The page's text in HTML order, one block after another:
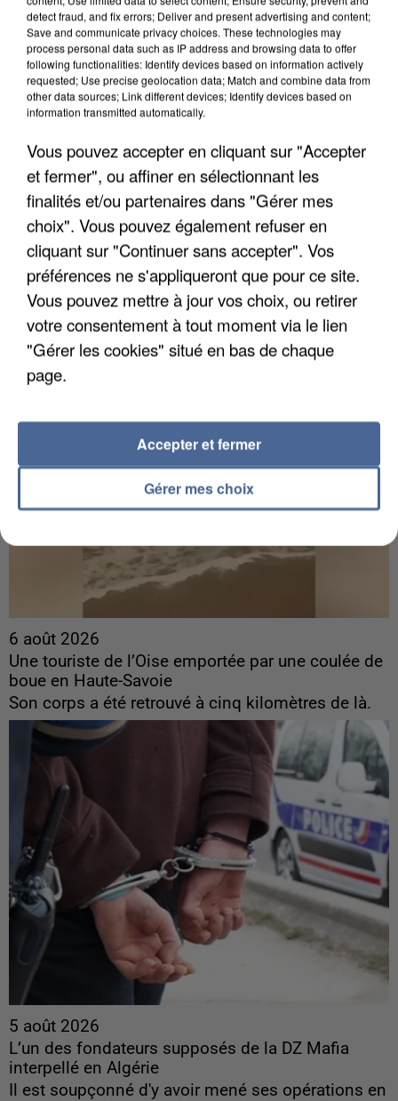
6 août 2026
Gabriel Attal et Raphaël Glucksmann visés par des
ingérences...
Sollicité, Sébastien Lecornu annonce un "travail
commun" avec les partis à la rentrée.
6 août 2026
Une touriste de l’Oise emportée par une coulée de
boue en Haute-Savoie
Son corps a été retrouvé à cinq kilomètres de là.
5 août 2026
L’un des fondateurs supposés de la DZ Mafia
interpellé en Algérie
Il est soupçonné d'y avoir mené ses opérations en
detect fraud, and fix errors; Deliver and present advertising and content;
Save and communicate privacy choices. These technologies may
process personal data such as IP address and browsing data to offer
following functionalities: Identify devices based on information actively
requested; Use precise geolocation data; Match and combine data from
other data sources; Link different devices; Identify devices based on
information transmitted automatically.
Vous pouvez accepter en cliquant sur "Accepter
et fermer", ou affiner en sélectionnant les
finalités et/ou partenaires dans "Gérer mes
choix". Vous pouvez également refuser en
cliquant sur "Continuer sans accepter". Vos
préférences ne s'appliqueront que pour ce site.
Vous pouvez mettre à jour vos choix, ou retirer
votre consentement à tout moment via le lien
"Gérer les cookies" situé en bas de chaque
page.
Gérer mes choix
Accepter et fermer